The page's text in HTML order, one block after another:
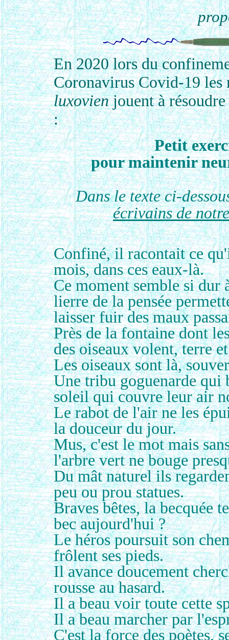
En2020lors du
Coronavirus Covid-19les
luxovienjouent à résoudre
:
Petit
pour maintenir
Dans le texte ci-
écrivains de
Confiné, il racontait ce
mois, dans ces eaux-là.
Ce moment semble si dur
lierre de la pensée
laisser fuir des maux
Près de la fontaine dont
des oiseaux volent, terre
Les oiseaux sont là,
Une tribu goguenarde qui
soleil qui couvre leur air
Le rabot de l'air ne les
la douceur du jour.
Mus, c'est le mot mais
l'arbre vert ne bouge
Du mât naturel ils
peu ou prou statues.
Braves bêtes, la becquée
bec aujourd'hui ?
Le héros poursuit son
frôlent ses pieds.
Il avance doucement
rousse au hasard.
Il a beau voir toute cette
Il a beau marcher par
C'est la force des poètes,